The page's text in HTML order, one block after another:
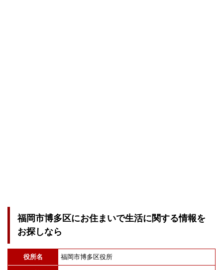
福岡市博多区にお住まいで生活に関する情報を
お探しなら
役所名 福岡市博多区役所